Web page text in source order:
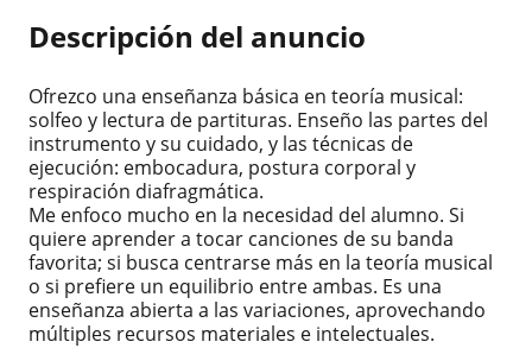
Descripción del anuncio
Ofrezco una enseñanza básica en teoría musical:
solfeo y lectura de partituras. Enseño las partes del
instrumento y su cuidado, y las técnicas de
ejecución: embocadura, postura corporal y
respiración diafragmática.
Me enfoco mucho en la necesidad del alumno. Si
quiere aprender a tocar canciones de su banda
favorita; si busca centrarse más en la teoría musical
o si prefiere un equilibrio entre ambas. Es una
enseñanza abierta a las variaciones, aprovechando
múltiples recursos materiales e intelectuales.